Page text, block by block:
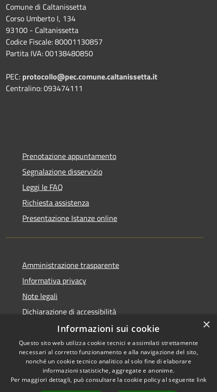
Comune di Caltanissetta
Corso Umberto I, 134
93100 - Caltanissetta
Codice Fiscale: 80001130857
Partita IVA: 00138480850
PEC: protocollo@pec.comune.caltanissetta.it
Centralino: 093474111
Prenotazione appuntamento
Segnalazione disservizio
Leggi le FAQ
Richiesta assistenza
Presentazione Istanze online
Amministrazione trasparente
Informativa privacy
Note legali
Dichiarazione di accessibilità
Accessibilità
Privacy
Copyright © 2026 • Comune di
Caltanissetta • Powered by
Municipium•Accesso
×
Informazioni sui cookie
Questo sito web utilizza cookie tecnici e assimilati strettamente
necessari al corretto funzionamento e alla navigazione del sito,
nonché un cookie tecnico analitico al solo fine di elaborare
informazioni statistiche, aggregate e anonime.
Per maggiori dettagli, può consultare la cookie policy al seguente link